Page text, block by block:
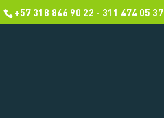
+57 318 846 90 22 - 311 474 05 37